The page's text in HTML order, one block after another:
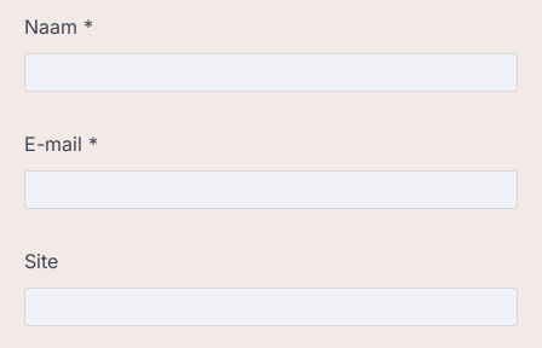
Naam *
E-mail *
Site